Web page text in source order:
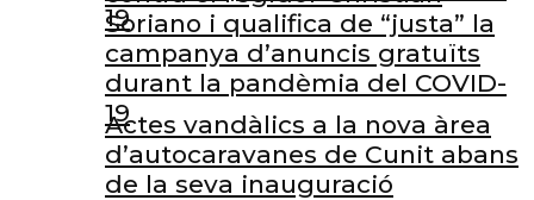
19
Actes vandàlics a la nova àrea
d’autocaravanes de Cunit abans
de la seva inauguració
Soriano i qualifica de “justa” la
campanya d’anuncis gratuïts
durant la pandèmia del COVID-
19